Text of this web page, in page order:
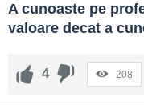
A cunoaste pe
valoare decat a
4 208